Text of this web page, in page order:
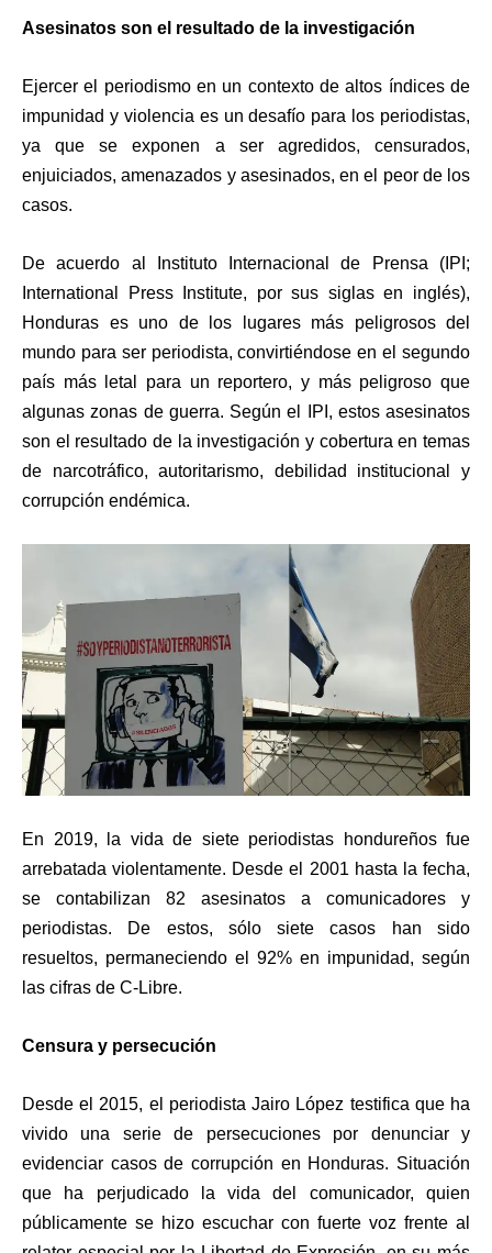
Asesinatos son el resultado de la investigación
Ejercer el periodismo en un contexto de altos índices de
impunidad y violencia es un desafío para los periodistas,
ya que se exponen a ser agredidos, censurados,
enjuiciados, amenazados y asesinados, en el peor de los
casos.
De acuerdo al Instituto Internacional de Prensa (IPI;
International Press Institute, por sus siglas en inglés),
Honduras es uno de los lugares más peligrosos del
mundo para ser periodista, convirtiéndose en el segundo
país más letal para un reportero, y más peligroso que
algunas zonas de guerra. Según el IPI, estos asesinatos
son el resultado de la investigación y cobertura en temas
de narcotráfico, autoritarismo, debilidad institucional y
corrupción endémica.
En 2019, la vida de siete periodistas hondureños fue
arrebatada violentamente. Desde el 2001 hasta la fecha,
se contabilizan 82 asesinatos a comunicadores y
periodistas. De estos, sólo siete casos han sido
resueltos, permaneciendo el 92% en impunidad, según
las cifras de C-Libre.
Censura y persecución
Desde el 2015, el periodista Jairo López testifica que ha
vivido una serie de persecuciones por denunciar y
evidenciar casos de corrupción en Honduras. Situación
que ha perjudicado la vida del comunicador, quien
públicamente se hizo escuchar con fuerte voz frente al